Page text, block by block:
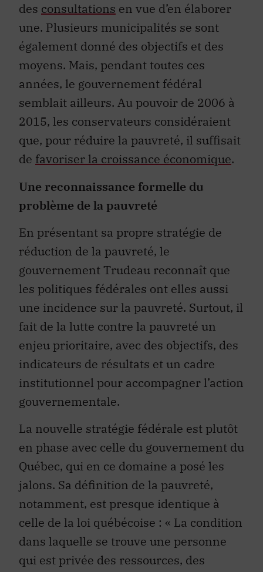
des consultations en vue d’en élaborer
une. Plusieurs municipalités se sont
également donné des objectifs et des
moyens. Mais, pendant toutes ces
années, le gouvernement fédéral
semblait ailleurs. Au pouvoir de 2006 à
2015, les conservateurs considéraient
que, pour réduire la pauvreté, il suffisait
de favoriser la croissance économique.
Une reconnaissance formelle du
problème de la pauvreté
En présentant sa propre stratégie de
réduction de la pauvreté, le
gouvernement Trudeau reconnaît que
les politiques fédérales ont elles aussi
une incidence sur la pauvreté. Surtout, il
fait de la lutte contre la pauvreté un
enjeu prioritaire, avec des objectifs, des
indicateurs de résultats et un cadre
institutionnel pour accompagner l’action
gouvernementale.
La nouvelle stratégie fédérale est plutôt
en phase avec celle du gouvernement du
Québec, qui en ce domaine a posé les
jalons. Sa définition de la pauvreté,
notamment, est presque identique à
celle de la loi québécoise : « La condition
dans laquelle se trouve une personne
qui est privée des ressources, des